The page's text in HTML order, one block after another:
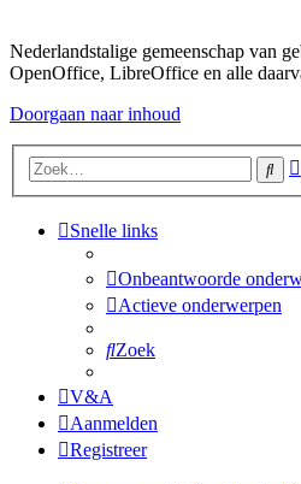
Nederlandstalige gemeenschap van
OpenOffice, LibreOffice en alle
Doorgaan naar inhoud
Zoek
Snelle links
Onbeantwoorde
Actieve onderwerpen
Zoek
V&A
Aanmelden
Registreer